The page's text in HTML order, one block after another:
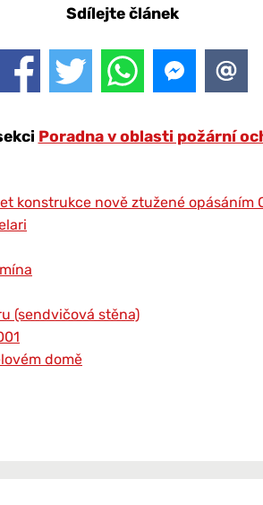
Sdílejte článek
Poradna v oblasti požární
konstrukce nově ztužené opásáním
(sendvičová stěna)
domě